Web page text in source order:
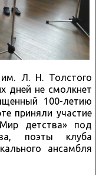
Л. Н. Толстого
дней не смолкнет
100-летию
приняли участие
детства» под
поэты клуба
ансамбля